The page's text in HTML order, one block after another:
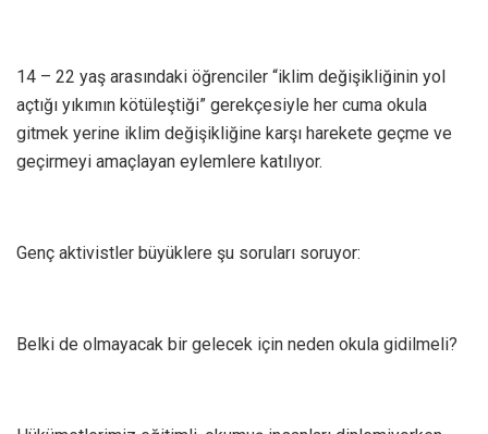
14 – 22 yaş arasındaki öğrenciler “iklim değişikliğinin yol
açtığı yıkımın kötüleştiği” gerekçesiyle her cuma okula
gitmek yerine iklim değişikliğine karşı harekete geçme ve
geçirmeyi amaçlayan eylemlere katılıyor.
Genç aktivistler büyüklere şu soruları soruyor:
Belki de olmayacak bir gelecek için neden okula gidilmeli?